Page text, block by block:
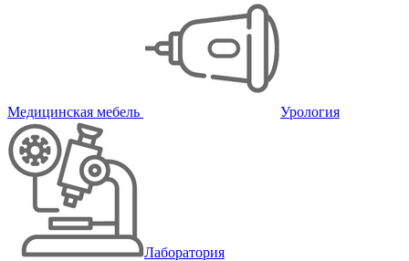
Медицинская мебель Урология
Лаборатория